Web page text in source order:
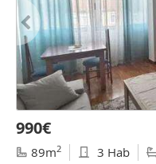
990€
89m2 3 Hab